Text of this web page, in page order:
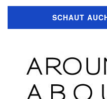
SCHAUT